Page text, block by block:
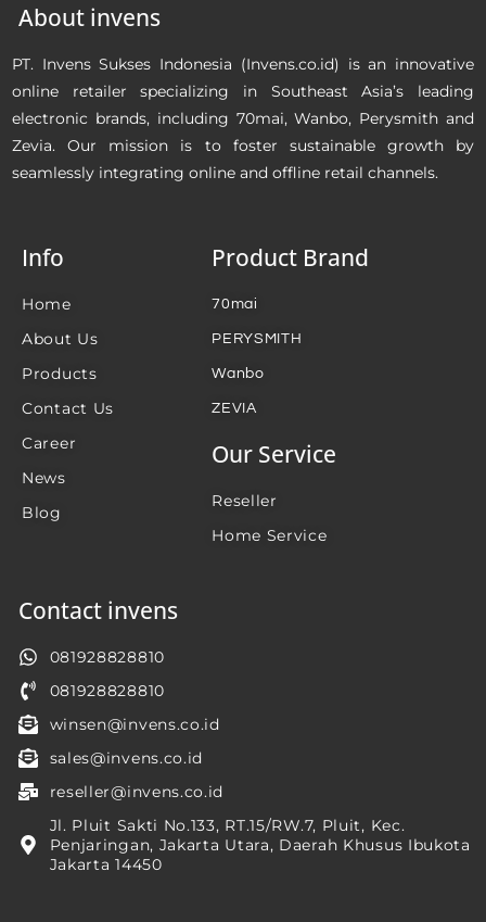
About invens
PT. Invens Sukses Indonesia (Invens.co.id) is an innovative
online retailer specializing in Southeast Asia’s leading
electronic brands, including 70mai, Wanbo, Perysmith and
Zevia. Our mission is to foster sustainable growth by
seamlessly integrating online and offline retail channels.
Info
Home
About Us
Products
Contact Us
Career
News
Blog
Product Brand
70mai
PERYSMITH
Wanbo
ZEVIA
Our Service
Reseller
Home Service
Contact invens
081928828810
081928828810
winsen@invens.co.id
sales@invens.co.id
reseller@invens.co.id
Jl. Pluit Sakti No.133, RT.15/RW.7, Pluit, Kec.
Penjaringan, Jakarta Utara, Daerah Khusus Ibukota
Jakarta 14450